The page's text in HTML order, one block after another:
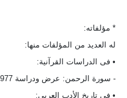
* مؤلفاته:
له العديد من المؤلفات منها:
• فى الدراسات القرآنية:
- سورة الرحمن: عرض ودراسة 1977.
• فى تاريخ الأدب العربى: